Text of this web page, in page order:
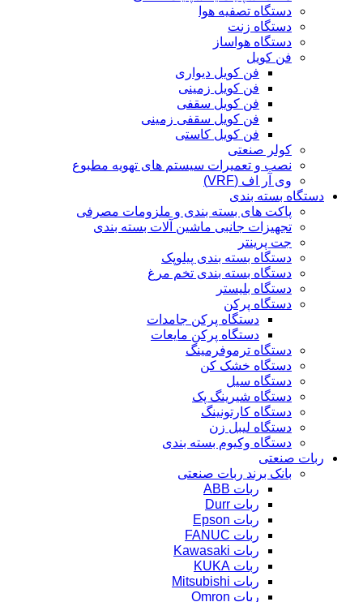
دستگاه تصفیه هوا
دستگاه زنت
دستگاه هواساز
فن کویل
فن کویل دیواری
فن کویل زمینی
فن کویل سقفی
فن کویل سقفی زمینی
فن کویل کاستی
کولر صنعتی
نصب و تعمیرات سیستم های تهویه مطبوع
وی آر اف (VRF)
دستگاه بسته بندی
پاکت های بسته بندی و ملزومات مصرفی
تجهیزات جانبی ماشین آلات بسته بندی
جت پرینتر
دستگاه بسته بندی پیلوپک
دستگاه بسته بندی تخم مرغ
دستگاه بلیستر
دستگاه پرکن
دستگاه پرکن جامدات
دستگاه پرکن مایعات
دستگاه ترموفرمینگ
دستگاه خشک کن
دستگاه سیل
دستگاه شیرینگ پک
دستگاه کارتونینگ
دستگاه لیبل زن
دستگاه وکیوم بسته بندی
ربات صنعتی
بانک برند ربات صنعتی
ربات ABB
ربات Durr
ربات Epson
ربات FANUC
ربات Kawasaki
ربات KUKA
ربات Mitsubishi
ربات Omron